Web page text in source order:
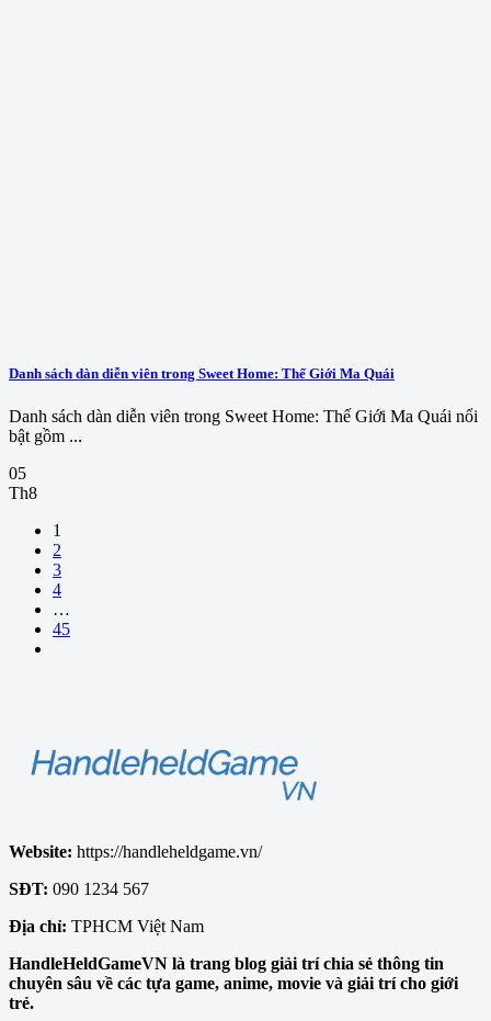
Danh sách dàn diễn viên trong Sweet Home: Thế Giới Ma Quái
Danh sách dàn diễn viên trong Sweet Home: Thế Giới Ma Quái nổi
bật gồm ...
05
Th8
1
2
3
4
…
45
Website: https://handleheldgame.vn/
SĐT: 090 1234 567
Địa chỉ: TPHCM Việt Nam
HandleHeldGameVN là trang blog giải trí chia sẻ thông tin
chuyên sâu về các tựa game, anime, movie và giải trí cho giới
trẻ.